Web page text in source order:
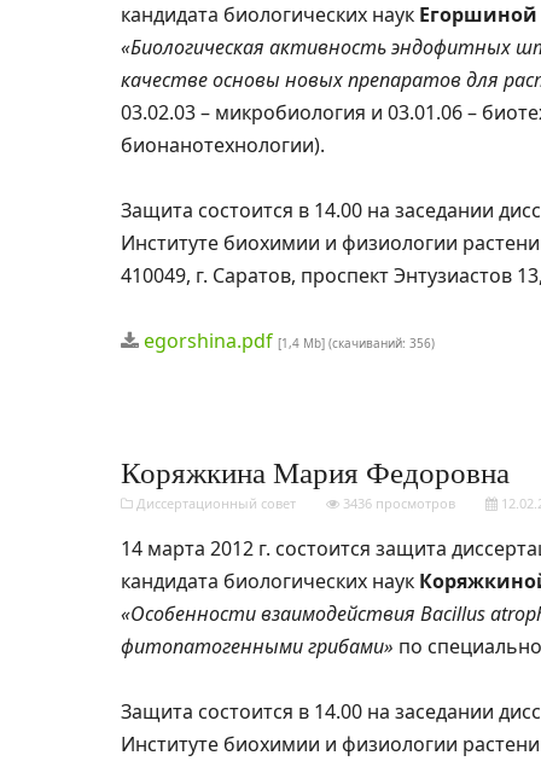
кандидата биологических наук Егоршиной
«Биологическая активность эндофитных
качестве основы новых препаратов для
03.02.03 – микробиология и 03.01.06 –
бионанотехнологии).
Защита состоится в 14.00 на заседании
Институте биохимии и физиологии
410049, г. Саратов, проспект Энтузиастов
egorshina.pdf [1,4 Mb] (cкачиваний: 356)
Коряжкина Мария Федоровна
Диссертационный совет 3436 просмотров
14 марта 2012 г. состоится защита
кандидата биологических наук
«Особенности взаимодействия Bacillus
фитопатогенными грибами» по
Защита состоится в 14.00 на заседании
Институте биохимии и физиологии